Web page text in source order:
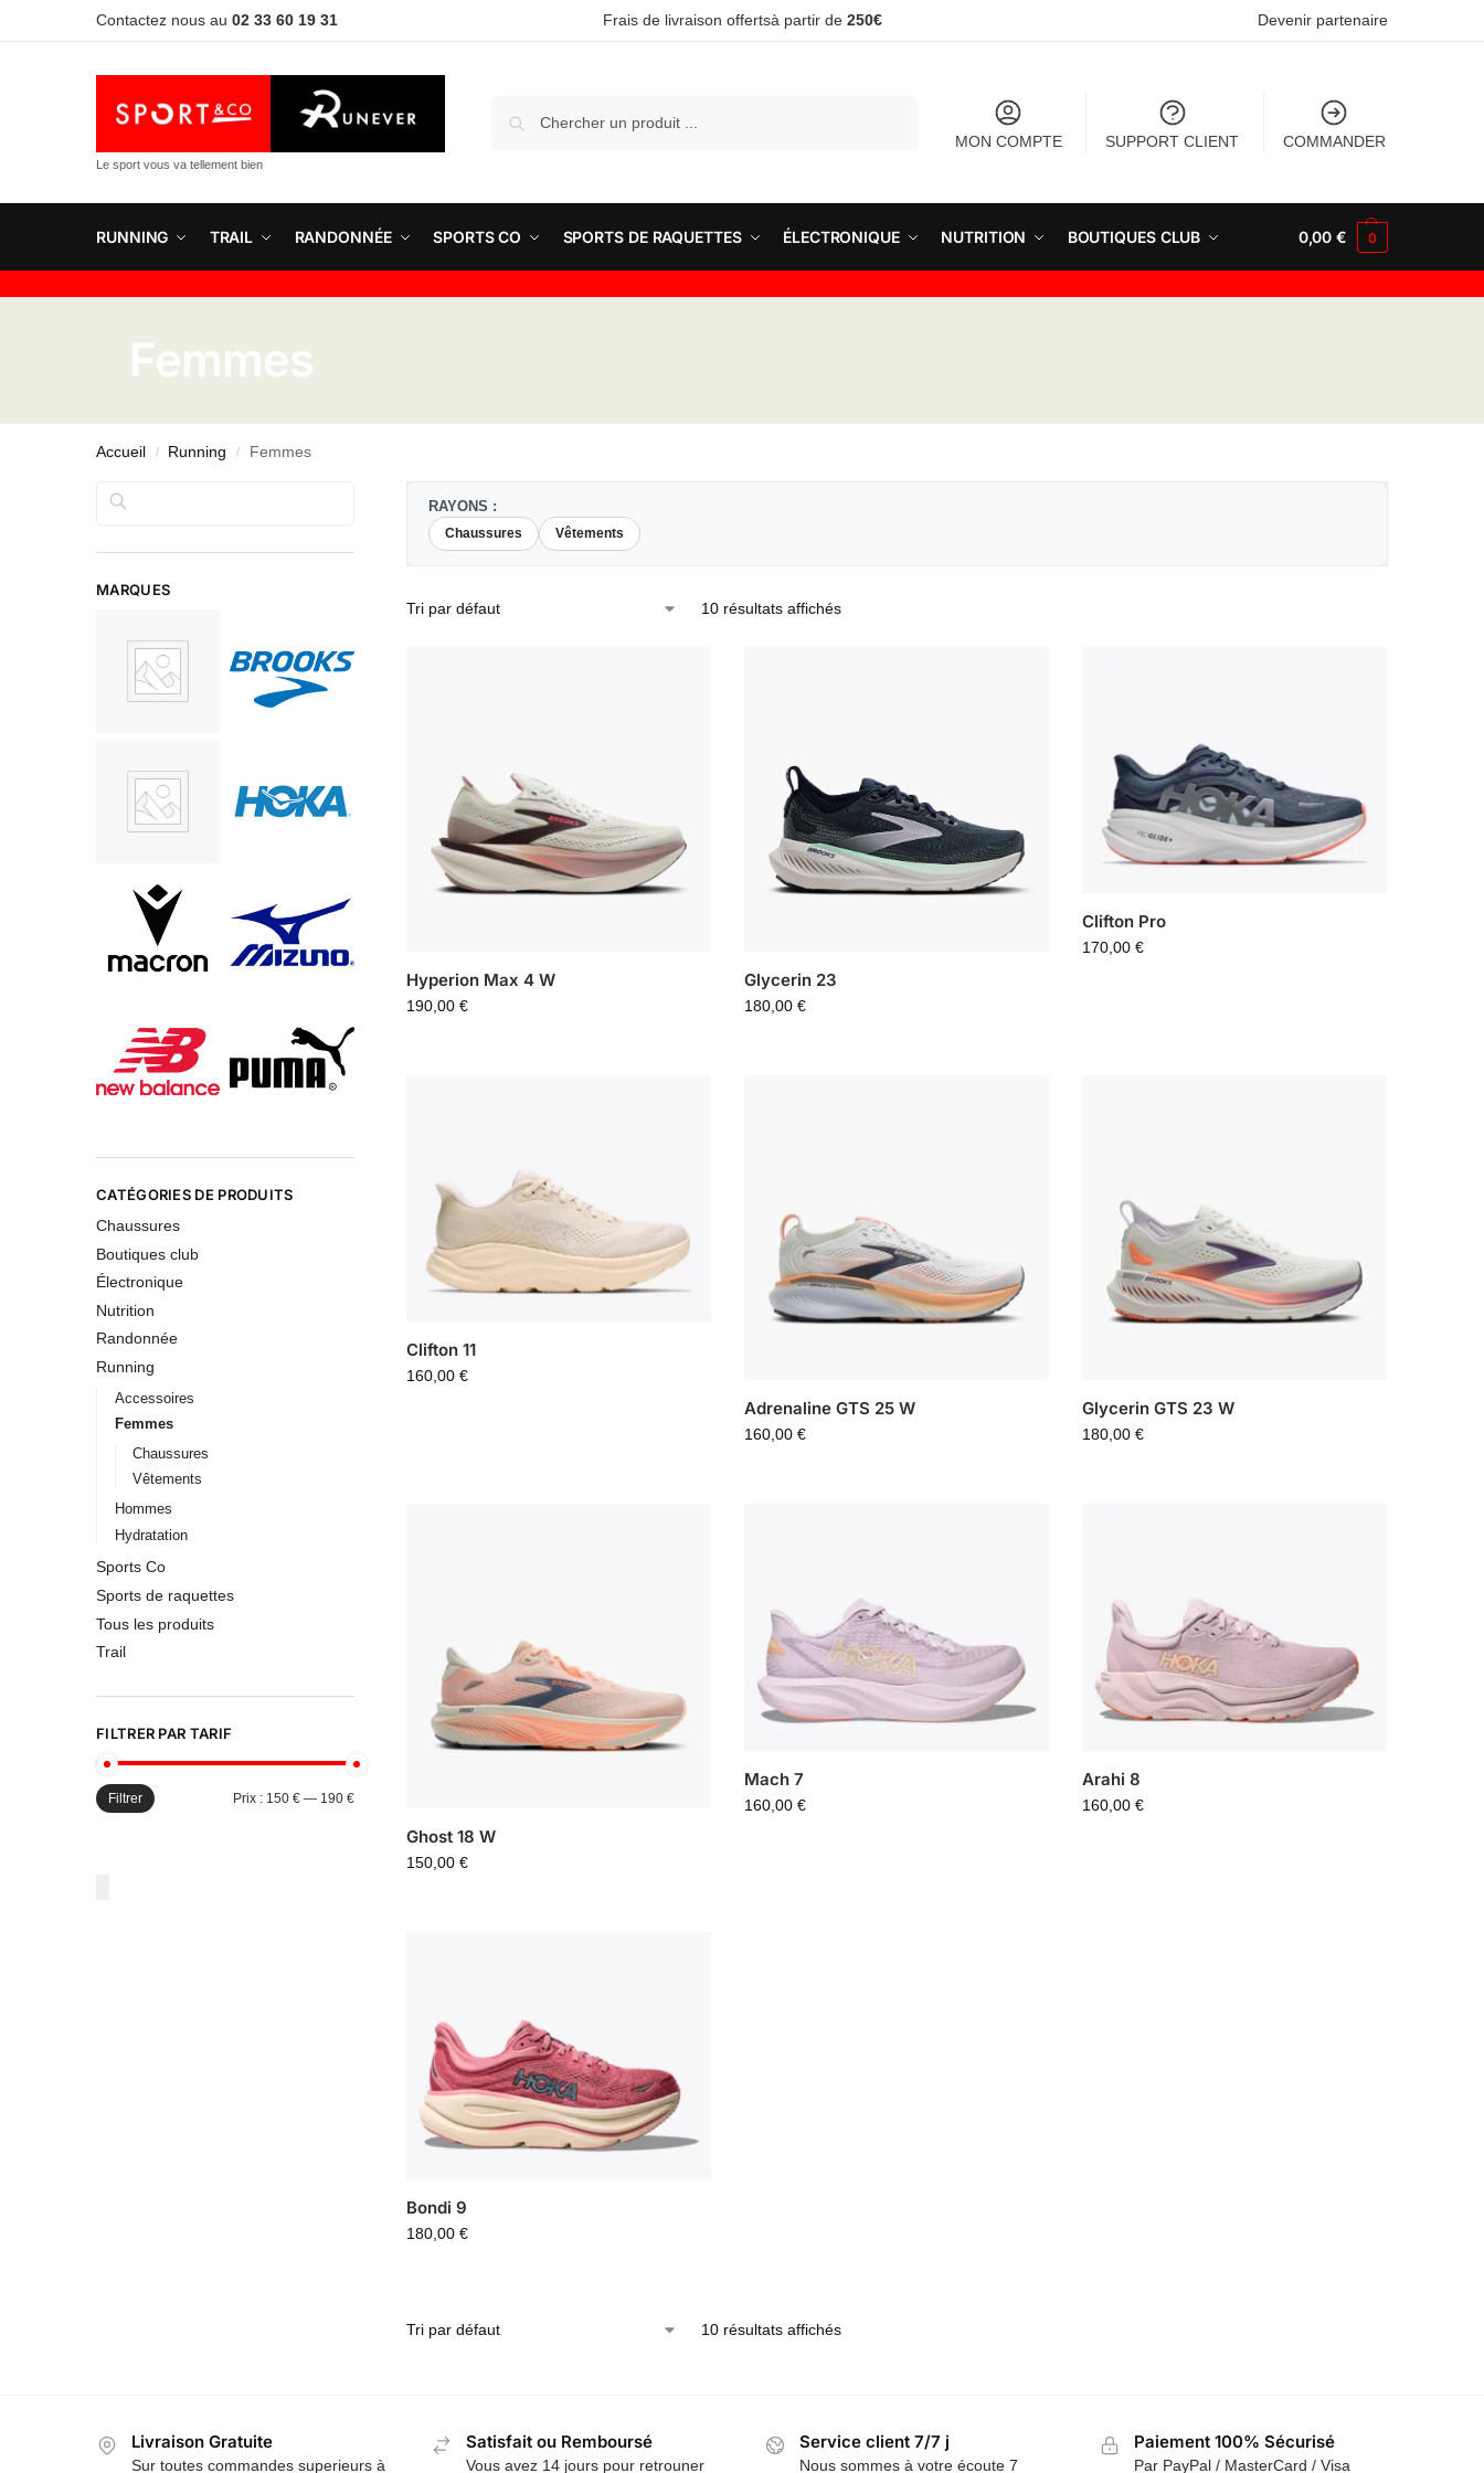
Contactez nous au 02 33 60 19 31 Frais de livraison offertsà partir de 250€ Devenir partenaire
Le sport vous va tellement bien
MON COMPTE
SUPPORT CLIENT COMMANDER
RUNNING TRAIL RANDONNÉE SPORTS CO SPORTS DE RAQUETTES ÉLECTRONIQUE NUTRITION BOUTIQUES CLUB 0,00€ 0
Femmes
Accueil / Running / Femmes
RAYONS :
Chaussures
Vêtements
10 résultats affichés
Hyperion Max 4 W
190,00 €
Glycerin 23
180,00 €
Clifton Pro
170,00€
Clifton 11
160,00 €
Adrenaline GTS 25 W
160,00 €
Glycerin GTS 23 W
180,00€
Ghost 18 W
150,00 €
Mach 7
160,00 €
Arahi 8
160,00€
Bondi 9
180,00 €
10 résultats affichés
MARQUES
CATÉGORIES DE PRODUITS
Chaussures
Boutiques club
Électronique
Nutrition
Randonnée
Running
Accessoires
Femmes
Chaussures
Vêtements
Hommes
Hydratation
Sports Co
Sports de raquettes
Tous les produits
Trail
FILTRER PAR TARIF
Filtrer Prix : 150 € — 190 €
Livraison Gratuite
Sur toutes commandes superieurs à
Satisfait ou Remboursé
Vous avez 14 jours pour retrouner
Service client 7/7 j
Nous sommes à votre écoute 7
Paiement 100% Sécurisé
Par PayPal / MasterCard / Visa